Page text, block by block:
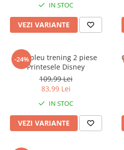
IN STOC
VEZI VARIANTE
-24%
Compleu trening 2 piese
Printesele Disney
109,99 Lei
83,99 Lei
IN STOC
VEZI VARIANTE